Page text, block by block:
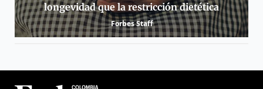
longevidad que la restricción dietética
Forbes Staff